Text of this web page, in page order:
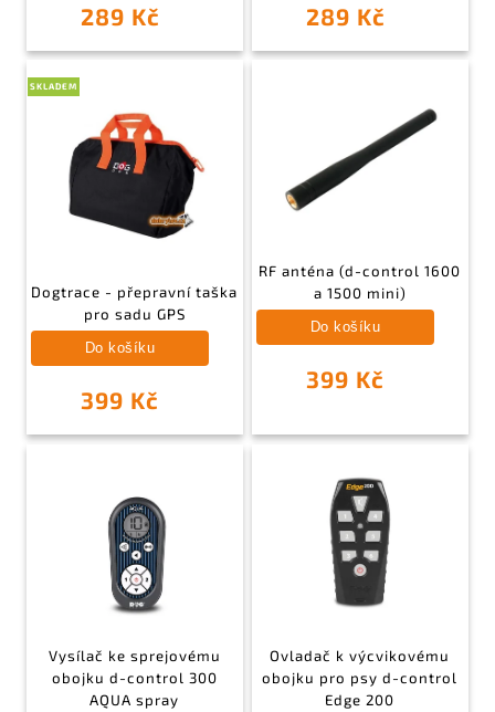
289 Kč 289 Kč
SKLADEM
Dogtrace - přepravní taška
pro sadu GPS
399 Kč
Do košíku
RF anténa (d-control 1600
a 1500 mini)
399 Kč
Do košíku
Vysílač ke sprejovému
obojku d-control 300
AQUA spray
Ovladač k výcvikovému
obojku pro psy d-control
Edge 200